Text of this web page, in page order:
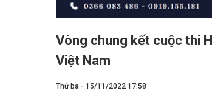
Vòng chung kết cuộc thi
Việt Nam
Thứ ba - 15/11/2022 17:58